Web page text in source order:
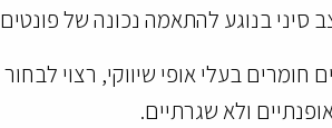
סיני בנוגע להתאמה נכונה של
בעלי אופי שיווקי, רצוי
ולא שגרתיים.